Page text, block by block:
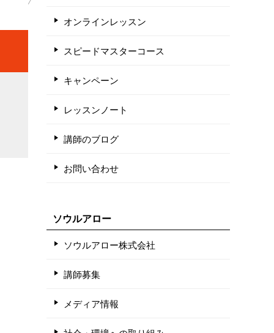
オンラインレッスン
スピードマスターコース
キャンペーン
レッスンノート
講師のブログ
お問い合わせ
ソウルアロー
ソウルアロー株式会社
講師募集
メディア情報